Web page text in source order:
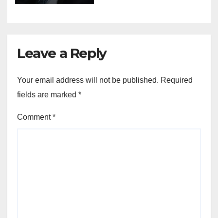
Leave a Reply
Your email address will not be published. Required
fields are marked *
Comment*